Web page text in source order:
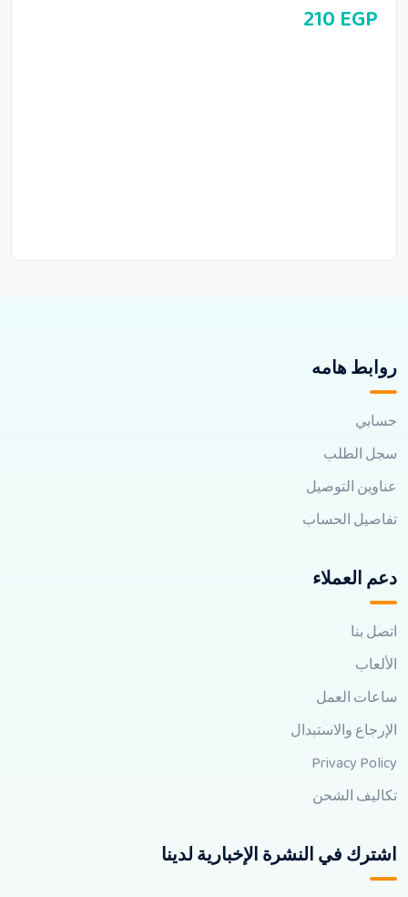
210 EGP
روابط هامه
حسابي
سجل الطلب
عناوين التوصيل
تفاصيل الحساب
دعم العملاء
اتصل بنا
الألعاب
ساعات العمل
الإرجاع والاستبدال
Privacy Policy
تكاليف الشحن
اشترك في النشرة الإخبارية لدينا